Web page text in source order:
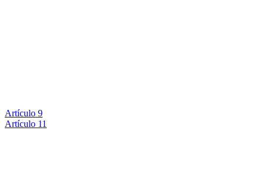
Artículo 9
Artículo 11